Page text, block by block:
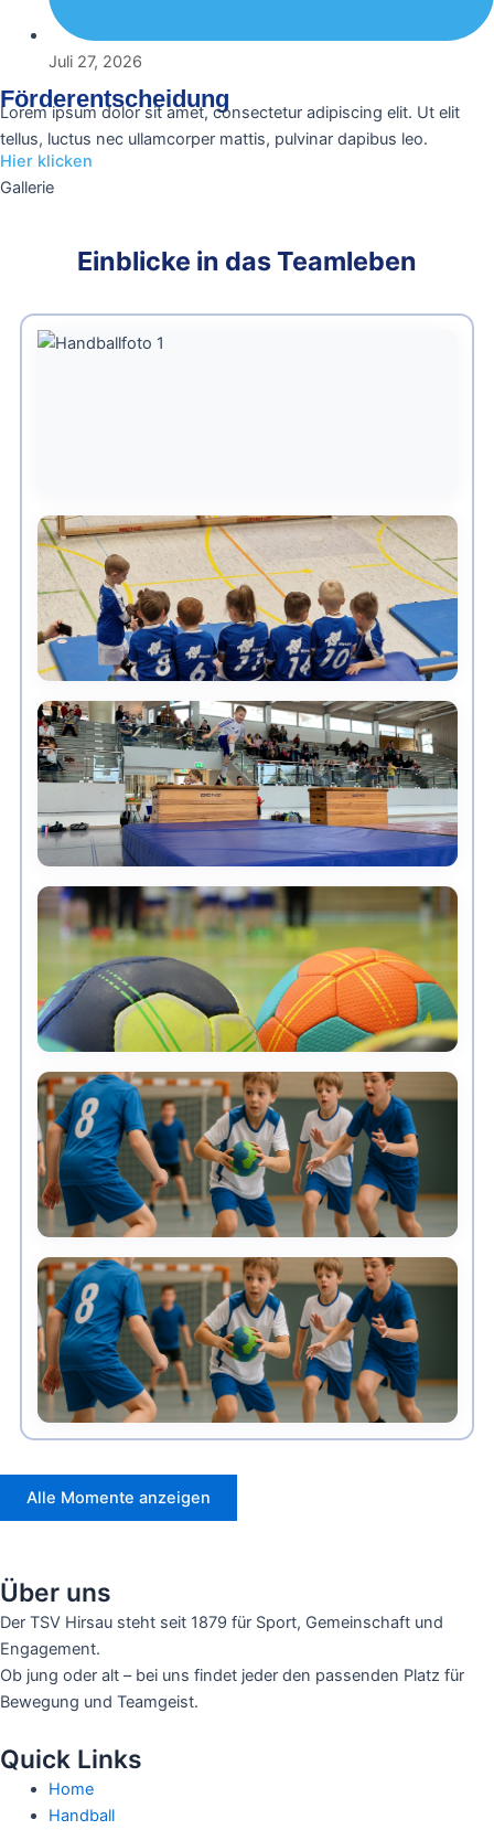
Juli 27, 2026
Förderentscheidung
Lorem ipsum dolor sit amet, consectetur adipiscing elit. Ut elit
tellus, luctus nec ullamcorper mattis, pulvinar dapibus leo.
Hier klicken
Gallerie
Einblicke in das Teamleben
Alle Momente anzeigen
Über uns
Der TSV Hirsau steht seit 1879 für Sport, Gemeinschaft und
Engagement.
Ob jung oder alt – bei uns findet jeder den passenden Platz für
Bewegung und Teamgeist.
Quick Links
Home
Handball